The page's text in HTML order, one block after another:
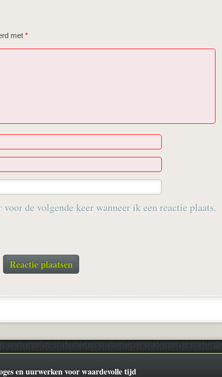
met*
de volgende keer wanneer ik een reactie plaats.
en uurwerken voor waardevolle tijd